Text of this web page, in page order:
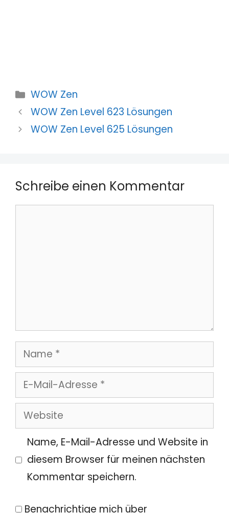
Kategorien
WOW Zen
WOW Zen Level 623 Lösungen
WOW Zen Level 625 Lösungen
Schreibe einen Kommentar
Name
E-
Mail-
Adresse
Website
Name, E-Mail-Adresse und Website in
diesem Browser für meinen nächsten
Kommentar speichern.
Benachrichtige mich über